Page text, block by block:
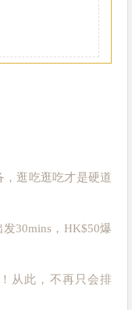
，逛吃逛吃才是硬道
30mins，HK$50爆
从此，不再只会排